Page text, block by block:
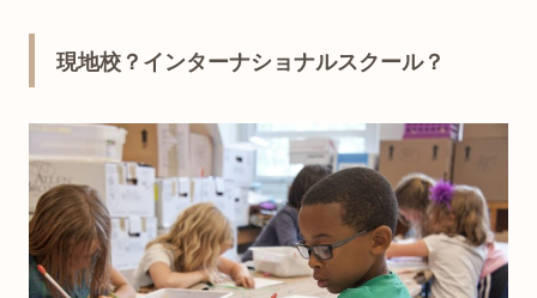
現地校？インターナショナルスクール？